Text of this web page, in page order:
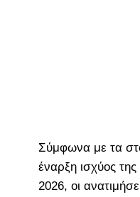
Σύμφωνα με τα
έναρξη ισχύος
2026, οι